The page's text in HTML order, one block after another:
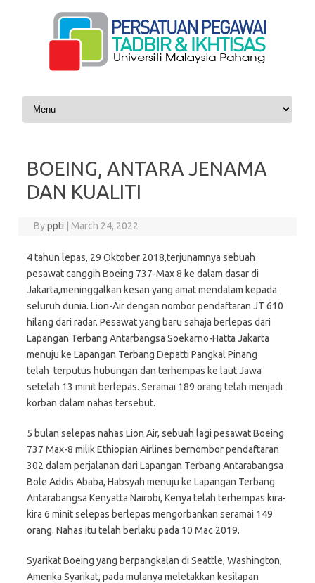
Skip to content
BOEING, ANTARA JENAMA
DAN KUALITI
Byppti March 24, 2022
4 tahun lepas, 29 Oktober 2018,terjunamnya sebuah
pesawat canggih Boeing 737-Max 8 ke dalam dasar di
Jakarta,meninggalkan kesan yang amat mendalam kepada
seluruh dunia. Lion-Air dengan nombor pendaftaran JT 610
hilang dari radar. Pesawat yang baru sahaja berlepas dari
Lapangan Terbang Antarbangsa Soekarno-Hatta Jakarta
menuju ke Lapangan Terbang Depatti Pangkal Pinang
telah terputus hubungan dan terhempas ke laut Jawa
setelah 13 minit berlepas. Seramai 189 orang telah menjadi
korban dalam nahas tersebut.
5 bulan selepas nahas Lion Air, sebuah lagi pesawat Boeing
737 Max-8 milik Ethiopian Airlines bernombor pendaftaran
302 dalam perjalanan dari Lapangan Terbang Antarabangsa
Bole Addis Ababa, Habsyah menuju ke Lapangan Terbang
Antarabangsa Kenyatta Nairobi, Kenya telah terhempas kira-
kira 6 minit selepas berlepas mengorbankan seramai 149
orang. Nahas itu telah berlaku pada 10 Mac 2019.
Syarikat Boeing yang berpangkalan di Seattle, Washington,
Amerika Syarikat, pada mulanya meletakkan kesilapan